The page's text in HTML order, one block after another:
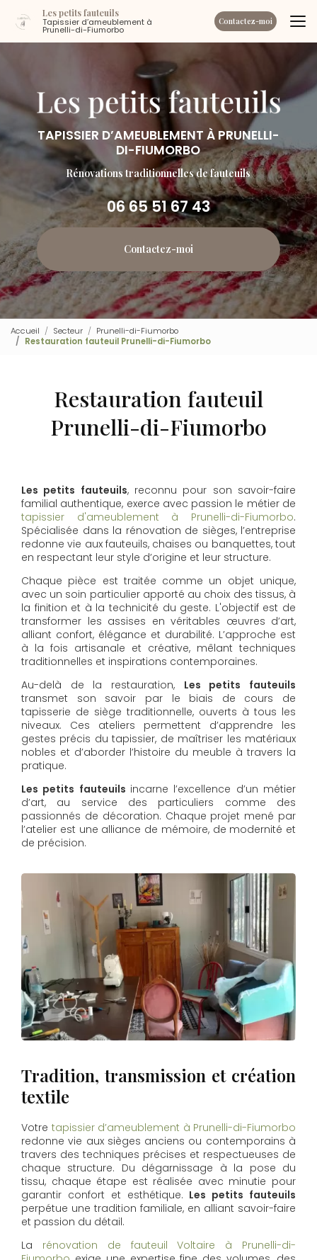
contenu
principal
Les petits fauteuils
Tapissier d’ameublement à
Prunelli-di-Fiumorbo
Contactez-moi
TAPISSIER D’AMEUBLEMENT À PRUNELLI-
DI-FIUMORBO
Rénovations traditionnelles de fauteuils
06 65 51 67 43
Contactez-moi
Accueil Secteur
Prunelli-di-Fiumorbo
Restauration fauteuil Prunelli-di-Fiumorbo
Restauration fauteuil
Prunelli-di-Fiumorbo
Les petits fauteuils, reconnu pour son savoir-faire
familial authentique, exerce avec passion le métier de
tapissier d'ameublement à Prunelli-di-Fiumorbo.
Spécialisée dans la rénovation de sièges, l’entreprise
redonne vie aux fauteuils, chaises ou banquettes, tout
en respectant leur style d’origine et leur structure.
Chaque pièce est traitée comme un objet unique,
avec un soin particulier apporté au choix des tissus, à
la finition et à la technicité du geste. L'objectif est de
transformer les assises en véritables œuvres d’art,
alliant confort, élégance et durabilité. L’approche est
à la fois artisanale et créative, mêlant techniques
traditionnelles et inspirations contemporaines.
Au-delà de la restauration, Les petits fauteuils
transmet son savoir par le biais de cours de
tapisserie de siège traditionnelle, ouverts à tous les
niveaux. Ces ateliers permettent d’apprendre les
gestes précis du tapissier, de maîtriser les matériaux
nobles et d’aborder l’histoire du meuble à travers la
pratique.
Les petits fauteuils incarne l’excellence d’un métier
d’art, au service des particuliers comme des
passionnés de décoration. Chaque projet mené par
l’atelier est une alliance de mémoire, de modernité et
de précision.
Tradition, transmission et création
textile
Votre tapissier d’ameublement à Prunelli-di-Fiumorbo
redonne vie aux sièges anciens ou contemporains à
travers des techniques précises et respectueuses de
chaque structure. Du dégarnissage à la pose du
tissu, chaque étape est réalisée avec minutie pour
garantir confort et esthétique. Les petits fauteuils
perpétue une tradition familiale, en alliant savoir-faire
et passion du détail.
La rénovation de fauteuil Voltaire à Prunelli-di-